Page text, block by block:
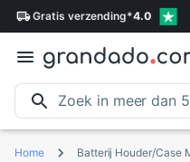
Gratis verzending*4.0
Home